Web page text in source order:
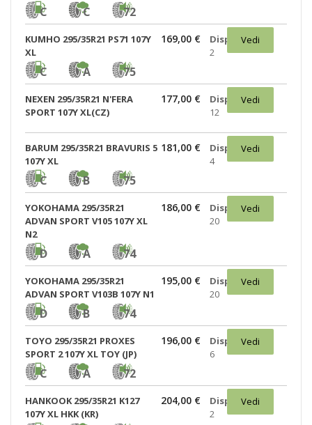
C C 72
KUMHO 295/35R21 PS71 107Y
XL
C A 75
169,00 €
Disponibili:
2
Vedi
NEXEN 295/35R21 N'FERA
SPORT 107Y XL(CZ)
177,00 €
Disponibili:
12
Vedi
BARUM 295/35R21 BRAVURIS 5
107Y XL
C B 75
181,00 €
Disponibili:
4
Vedi
YOKOHAMA 295/35R21
ADVAN SPORT V105 107Y XL
N2
D A 74
186,00 €
Disponibili:
20
Vedi
YOKOHAMA 295/35R21
ADVAN SPORT V103B 107Y N1
D B 74
195,00 €
Disponibili:
20
Vedi
TOYO 295/35R21 PROXES
SPORT 2 107Y XL TOY (JP)
C A 72
196,00 €
Disponibili:
6
Vedi
HANKOOK 295/35R21 K127
107Y XL HKK (KR)
204,00 €
Disponibili:
2
Vedi